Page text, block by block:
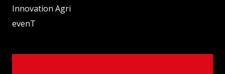
Innovation Agri
evenT